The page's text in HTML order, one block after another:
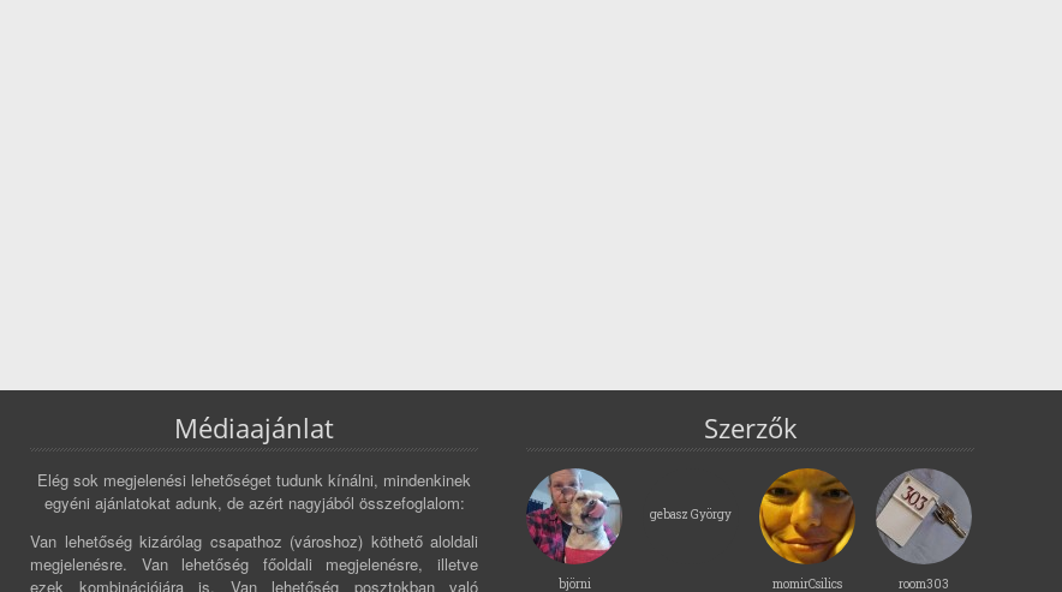
Médiaajánlat
Elég sok megjelenési lehetőséget tudunk kínálni, mindenkinek
egyéni ajánlatokat adunk, de azért nagyjából összefoglalom:
Van lehetőség kizárólag csapathoz (városhoz) köthető aloldali
megjelenésre. Van lehetőség főoldali megjelenésre, illetve
ezek kombinációjára is. Van lehetőség posztokban való
Szerzők
björni
gebasz György
momirCsilics room303